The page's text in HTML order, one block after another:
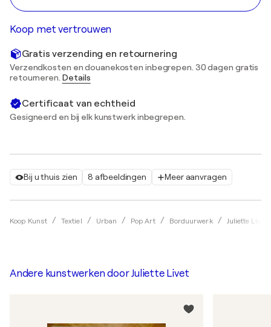
Bij u thuis zien 8 afbeeldingen Meer aanvragen
Koop Kunst Textiel Urban Pop Art Borduurwerk Juliette Livet
Koop met vertrouwen
Gratis verzending en retournering
Verzendkosten en douanekosten inbegrepen. 30 dagen gratis
retourneren. Details
Certificaat van echtheid
Gesigneerd en bij elk kunstwerk inbegrepen.
Andere kunstwerken doorJuliette Livet